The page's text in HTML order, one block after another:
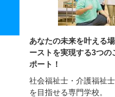
あなたの未来を叶える
ーストを実現する3つ
ポート！
社会福祉士・介護福祉
を目指せる専門学校。